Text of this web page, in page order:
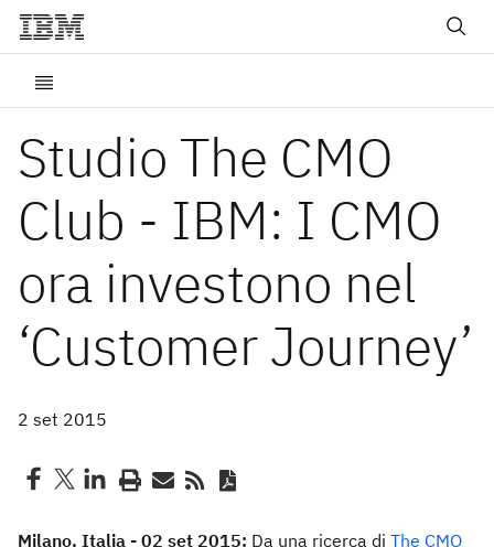
Studio The CMO
Club - IBM: I CMO
ora investono nel
‘Customer Journey’
2 set 2015
Milano, Italia - 02 set 2015: Da una ricerca di The CMO